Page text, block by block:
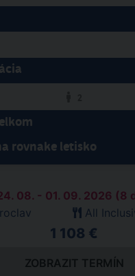
rovnake letisko
08. - 01. 09. 2026 (8
All
1 108 €
ZOBRAZIT TERMÍN